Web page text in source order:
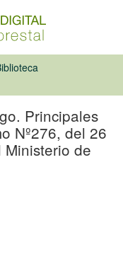
Principales
Nº276, del 26
de